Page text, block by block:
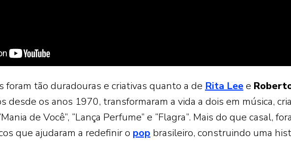
foram tão duradouras e criativas quanto a de Rita Leee
desde os anos 1970, transformaram a vida a dois em música,
de Você”, “Lança Perfume” e “Flagra”. Mais do que casal,
que ajudaram a redefinir o pop brasileiro, construindo uma